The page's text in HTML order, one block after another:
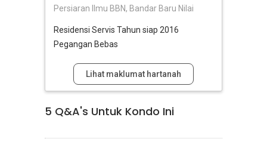
Persiaran Ilmu BBN, Bandar Baru Nilai
Residensi Servis Tahun siap 2016
Pegangan Bebas
Lihat maklumat hartanah
5 Q&A's Untuk Kondo Ini